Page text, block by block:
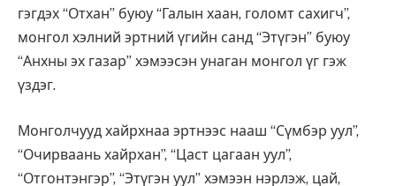
гэгдэх “Отхан” буюу “Галын хаан, голомт сахигч”,
монгол хэлний эртний үгийн санд “Этүгэн” буюу
“Анхны эх газар” хэмээсэн унаган монгол үг гэж
үздэг.
Монголчууд хайрхнаа эртнээс нааш “Сүмбэр уул”,
“Очирваань хайрхан”, “Цаст цагаан уул”,
“Отгонтэнгэр”, “Этүгэн уул” хэмээн нэрлэж, цай,